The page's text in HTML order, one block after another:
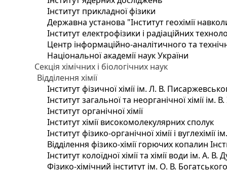
Інститут прикладної фізики
Державна установа "Інститут геохімії
Інститут електрофізики і радіаційних
Центр інформаційно-аналітичного та
Національної академії наук України
Секція хімічних і біологічних наук
Відділення хімії
Інститут фізичної хімії ім. Л. В.
Інститут загальної та неорганічної хімії ім.
Інститут органічної хімії
Інститут хімії високомолекулярних сполук
Інститут фізико-органічної хімії і
Відділення фізико-хімії горючих копалин
Інститут колоїдної хімії та хімії води ім. А.
Фізико-хімічний інститут ім. О. В.